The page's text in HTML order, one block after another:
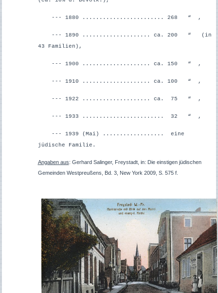
--- 1880 ........................ 268 “ ,
--- 1890 .................... ca. 200 “ (in
43 Familien),
--- 1900 .................... ca. 150 “ ,
--- 1910 .................... ca. 100 “ ,
--- 1922 .................... ca. 75 “ ,
--- 1933 ........................ 32 “ ,
--- 1939 (Mai) .................. eine
jüdische Familie.
Angaben aus: Gerhard Salinger, Freystadt, in: Die einstigen jüdischen
Gemeinden Westpreußens, Bd. 3, New York 2009, S. 575 f.